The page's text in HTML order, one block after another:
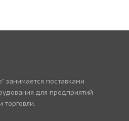
занимается поставками
для предприятий
торговли.